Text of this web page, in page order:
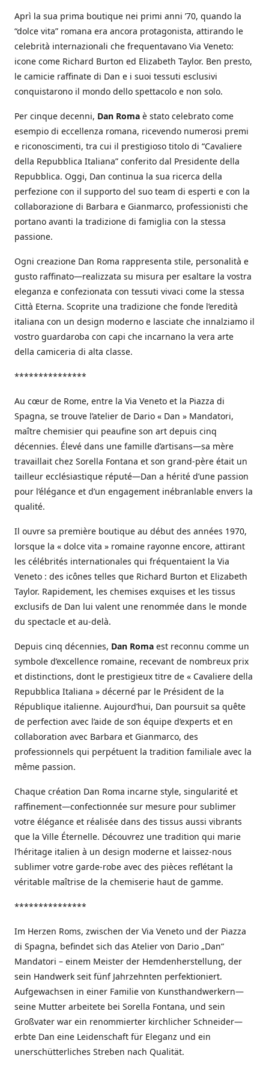
Aprì la sua prima boutique nei primi anni ’70, quando la
“dolce vita” romana era ancora protagonista, attirando le
celebrità internazionali che frequentavano Via Veneto:
icone come Richard Burton ed Elizabeth Taylor. Ben presto,
le camicie raffinate di Dan e i suoi tessuti esclusivi
conquistarono il mondo dello spettacolo e non solo.
Per cinque decenni, Dan Roma è stato celebrato come
esempio di eccellenza romana, ricevendo numerosi premi
e riconoscimenti, tra cui il prestigioso titolo di “Cavaliere
della Repubblica Italiana” conferito dal Presidente della
Repubblica. Oggi, Dan continua la sua ricerca della
perfezione con il supporto del suo team di esperti e con la
collaborazione di Barbara e Gianmarco, professionisti che
portano avanti la tradizione di famiglia con la stessa
passione.
Ogni creazione Dan Roma rappresenta stile, personalità e
gusto raffinato—realizzata su misura per esaltare la vostra
eleganza e confezionata con tessuti vivaci come la stessa
Città Eterna. Scoprite una tradizione che fonde l’eredità
italiana con un design moderno e lasciate che innalziamo il
vostro guardaroba con capi che incarnano la vera arte
della camiceria di alta classe.
***************
Au cœur de Rome, entre la Via Veneto et la Piazza di
Spagna, se trouve l’atelier de Dario « Dan » Mandatori,
maître chemisier qui peaufine son art depuis cinq
décennies. Élevé dans une famille d’artisans—sa mère
travaillait chez Sorella Fontana et son grand-père était un
tailleur ecclésiastique réputé—Dan a hérité d’une passion
pour l’élégance et d’un engagement inébranlable envers la
qualité.
Il ouvre sa première boutique au début des années 1970,
lorsque la « dolce vita » romaine rayonne encore, attirant
les célébrités internationales qui fréquentaient la Via
Veneto : des icônes telles que Richard Burton et Elizabeth
Taylor. Rapidement, les chemises exquises et les tissus
exclusifs de Dan lui valent une renommée dans le monde
du spectacle et au-delà.
Depuis cinq décennies, Dan Roma est reconnu comme un
symbole d’excellence romaine, recevant de nombreux prix
et distinctions, dont le prestigieux titre de « Cavaliere della
Repubblica Italiana » décerné par le Président de la
République italienne. Aujourd’hui, Dan poursuit sa quête
de perfection avec l’aide de son équipe d’experts et en
collaboration avec Barbara et Gianmarco, des
professionnels qui perpétuent la tradition familiale avec la
même passion.
Chaque création Dan Roma incarne style, singularité et
raffinement—confectionnée sur mesure pour sublimer
votre élégance et réalisée dans des tissus aussi vibrants
que la Ville Éternelle. Découvrez une tradition qui marie
l’héritage italien à un design moderne et laissez-nous
sublimer votre garde-robe avec des pièces reflétant la
véritable maîtrise de la chemiserie haut de gamme.
***************
Im Herzen Roms, zwischen der Via Veneto und der Piazza
di Spagna, befindet sich das Atelier von Dario „Dan“
Mandatori – einem Meister der Hemdenherstellung, der
sein Handwerk seit fünf Jahrzehnten perfektioniert.
Aufgewachsen in einer Familie von Kunsthandwerkern—
seine Mutter arbeitete bei Sorella Fontana, und sein
Großvater war ein renommierter kirchlicher Schneider—
erbte Dan eine Leidenschaft für Eleganz und ein
unerschütterliches Streben nach Qualität.